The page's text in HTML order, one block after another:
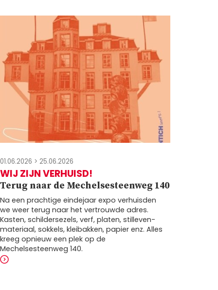
01.06.2026 > 25.06.2026
WIJ ZIJN VERHUISD!
Terug naar de Mechelsesteenweg 140
Na een prachtige eindejaar expo verhuisden
we weer terug naar het vertrouwde adres.
Kasten, schildersezels, verf, platen, stilleven-
materiaal, sokkels, kleibakken, papier enz. Alles
kreeg opnieuw een plek op de
Mechelsesteenweg 140.